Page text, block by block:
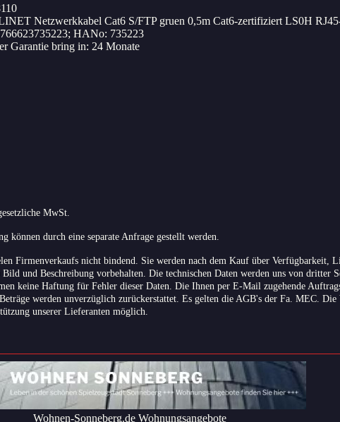
Netzwerkkabel Cat6 S/FTP gruen 0,5m Cat6-zertifiziert LS0H
HANo: 735223
Garantie bring in: 24 Monate
MwSt.
können durch eine separate Anfrage gestellt werden.
Firmenverkaufs nicht bindend. Sie werden nach dem Kauf über Verfügbarkeit,
und Beschreibung vorbehalten. Die technischen Daten werden uns von dritter
keine Haftung für Fehler dieser Daten. Die Ihnen per E-Mail zugehende
werden unverzüglich zurückerstattet. Es gelten die AGB's der Fa. MEC. Die
unserer Lieferanten möglich.
Wohnen-Sonneberg.de Wohnungsangebote